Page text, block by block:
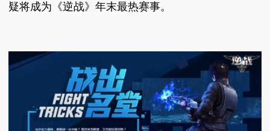
疑将成为《逆战》年末最热赛事。